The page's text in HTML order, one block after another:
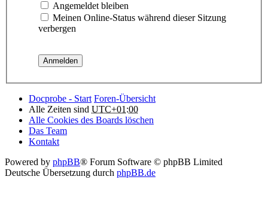
Angemeldet bleiben
Meinen Online-Status während dieser Sitzung
verbergen
Docprobe - Start Foren-Übersicht
Alle Zeiten sind UTC+01:00
Alle Cookies des Boards löschen
Das Team
Kontakt
Powered by phpBB® Forum Software © phpBB Limited
Deutsche Übersetzung durch phpBB.de